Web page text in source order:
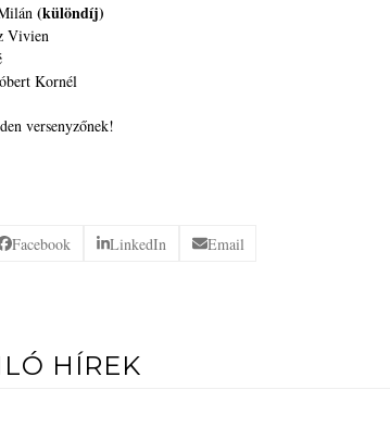
(különdíj)
Vivien
Kornél
versenyzőnek!
Facebook LinkedIn Email
HÍREK